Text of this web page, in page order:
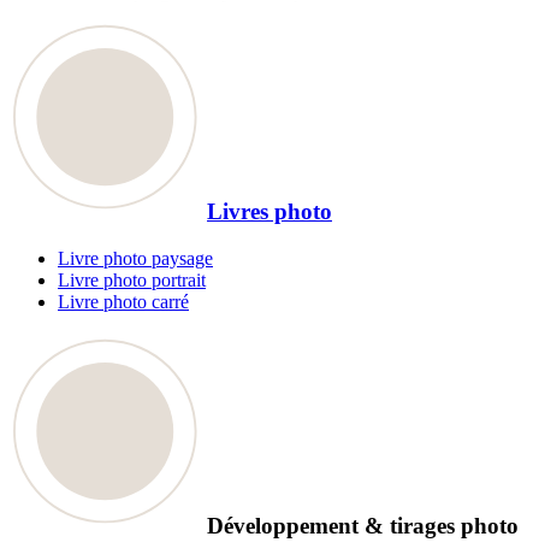
Livres photo
Livre photo paysage
Livre photo portrait
Livre photo carré
Développement & tirages photo